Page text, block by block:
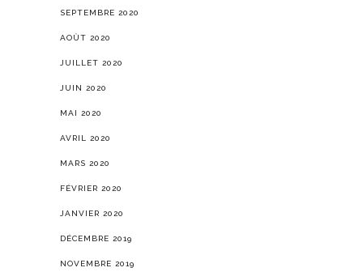
SEPTEMBRE 2020
AOÛT 2020
JUILLET 2020
JUIN 2020
MAI 2020
AVRIL 2020
MARS 2020
FÉVRIER 2020
JANVIER 2020
DÉCEMBRE 2019
NOVEMBRE 2019